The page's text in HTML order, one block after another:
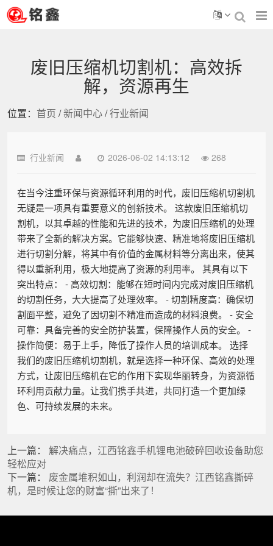
废旧压缩机切割机：高效拆
解，资源再生
位置： 首页 /新闻中心/行业新闻
行业新闻 2026-06-02 14:13:12 268
在当今注重环保与资源循环利用的时代，废旧压缩机切割机
无疑是一项具有重要意义的创新技术。 这款废旧压缩机切
割机，以其卓越的性能和先进的技术，为废旧压缩机的处理
带来了全新的解决方案。它能够快速、精准地将废旧压缩机
进行切割分解，将其中有价值的金属材料等分离出来，使其
得以重新利用，极大地提高了资源的利用率。 其具有以下
突出特点： - 高效切割：能够在短时间内完成对废旧压缩机
的切割任务，大大提高了处理效率。 - 切割精度高：确保切
割面平整，避免了因切割不精准而造成的材料浪费。 - 安全
可靠：具备完善的安全防护装置，保障操作人员的安全。 -
操作简便：易于上手，降低了操作人员的培训成本。 选择
我们的废旧压缩机切割机，就是选择一种环保、高效的处理
方式，让废旧压缩机在它的作用下实现华丽转身，为资源循
环利用贡献力量。让我们携手共进，共同打造一个更加绿
色、可持续发展的未来。
上一篇： 解决痛点，江西铭鑫手机锂电池破碎回收设备助您
轻松应对
下一篇： 废金属堆积如山，利润却在流失？江西铭鑫撕碎
机，是时候让您的财富“撕”出来了！